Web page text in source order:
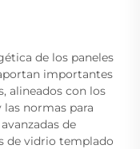
de los paneles
importantes
alineados con los
normas para
de
de vidrio templado